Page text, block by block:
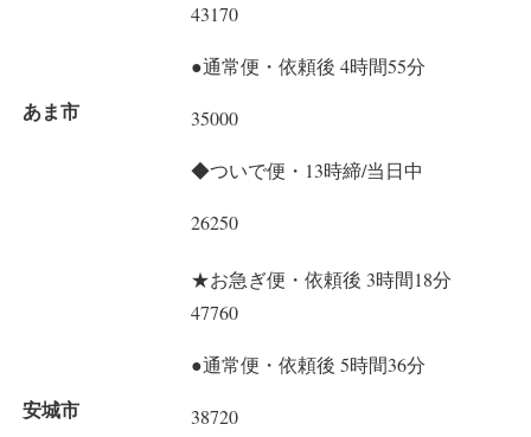
あま市
43170
●通常便・依頼後 4時間55分
35000
◆ついで便・13時締/当日中
26250
安城市
★お急ぎ便・依頼後 3時間18分
47760
●通常便・依頼後 5時間36分
38720